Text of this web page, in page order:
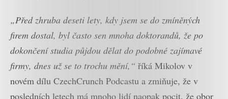
„Před zhruba deseti lety, kdy jsem se do zmíněných
firem dostal, byl často sen mnoha doktorandů, že po
dokončení studia půjdou dělat do podobné zajímavé
firmy, dnes už se to trochu mění,“ říká Mikolov v
novém dílu CzechCrunch Podcastu a zmiňuje, že v
posledních letech má mnoho lidí naopak pocit, že obor